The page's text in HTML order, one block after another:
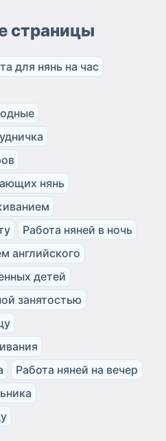
страницы
для нянь на час
нянь
Работа няней в ночь
английского
детей
занятостью
Работа няней на вечер